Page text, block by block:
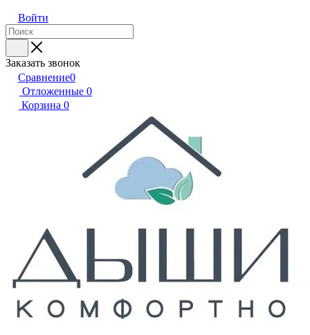
Войти
Заказать звонок
Сравнение0
Отложенные 0
Корзина 0